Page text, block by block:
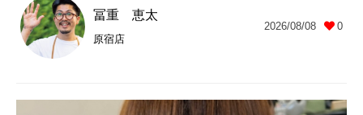
冨重 恵太
原宿店
2026/08/08 0